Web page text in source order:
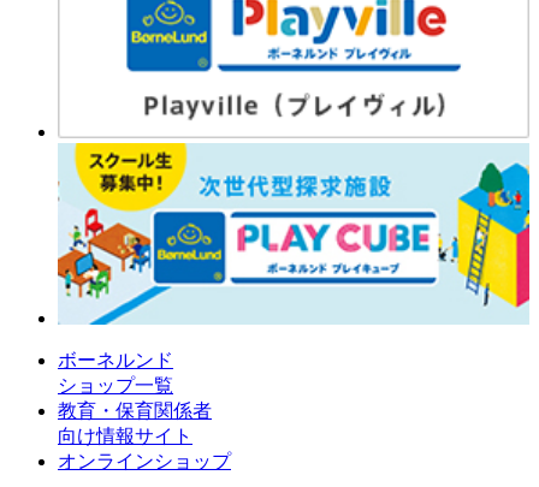
ボーネルンド
ショップ一覧
教育・保育関係者
向け情報サイト
オンラインショップ